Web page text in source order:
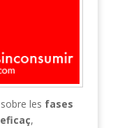
les fases
,